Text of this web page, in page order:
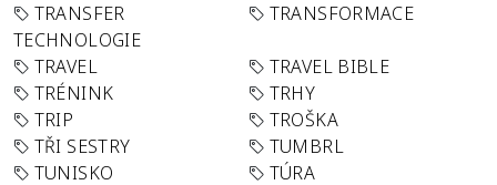
TRANSFER
TECHNOLOGIE
TRANSFORMACE
TRAVEL
TRAVEL BIBLE
TRÉNINK
TRHY
TRIP
TROŠKA
TŘI SESTRY
TUMBRL
TUNISKO
TÚRA